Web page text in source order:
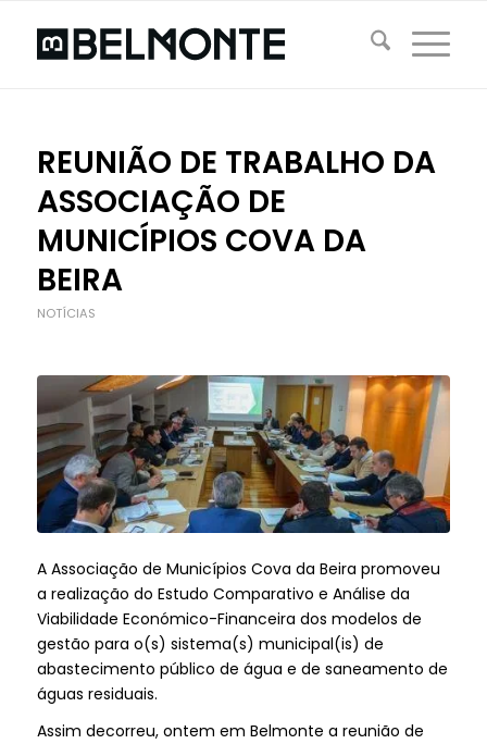
REUNIÃO DE TRABALHO DA
ASSOCIAÇÃO DE
MUNICÍPIOS COVA DA
BEIRA
NOTÍCIAS
A Associação de Municípios Cova da Beira promoveu
a realização do Estudo Comparativo e Análise da
Viabilidade Económico-Financeira dos modelos de
gestão para o(s) sistema(s) municipal(is) de
abastecimento público de água e de saneamento de
águas residuais.
Assim decorreu, ontem em Belmonte a reunião de